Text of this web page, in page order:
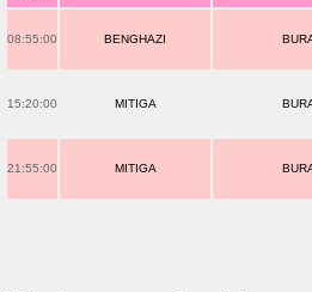
08:55:00 BENGHAZI
15:20:00 MITIGA
21:55:00 MITIGA